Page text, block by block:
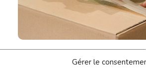
Gérer le
Scotch pour emballage :
adhésif selon votre usage